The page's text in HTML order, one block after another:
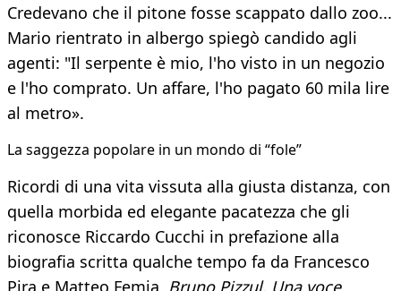
Credevano che il pitone fosse scappato dallo zoo...
Mario rientrato in albergo spiegò candido agli
agenti: "Il serpente è mio, l'ho visto in un negozio
e l'ho comprato. Un affare, l'ho pagato 60 mila lire
al metro».
La saggezza popolare in un mondo di “fole”
Ricordi di una vita vissuta alla giusta distanza, con
quella morbida ed elegante pacatezza che gli
riconosce Riccardo Cucchi in prefazione alla
biografia scritta qualche tempo fa da Francesco
Pira e Matteo Femia, Bruno Pizzul. Una voce